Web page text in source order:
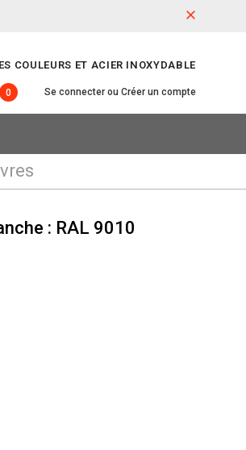
COULEURS ET ACIER INOXYDABLE
0 Se connecter ou Créer un compte
: RAL 9010